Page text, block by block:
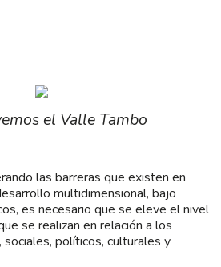
el Valle Tambo
las barreras que existen en
multidimensional, bajo
es necesario que se eleve el nivel
se realizan en relación a los
políticos, culturales y